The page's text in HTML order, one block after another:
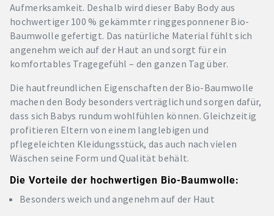
Aufmerksamkeit. Deshalb wird dieser Baby Body aus
hochwertiger 100 % gekämmter ringgesponnener Bio-
Baumwolle gefertigt. Das natürliche Material fühlt sich
angenehm weich auf der Haut an und sorgt für ein
komfortables Tragegefühl – den ganzen Tag über.
Die hautfreundlichen Eigenschaften der Bio-Baumwolle
machen den Body besonders verträglich und sorgen dafür,
dass sich Babys rundum wohlfühlen können. Gleichzeitig
profitieren Eltern von einem langlebigen und
pflegeleichten Kleidungsstück, das auch nach vielen
Wäschen seine Form und Qualität behält.
Die Vorteile der hochwertigen Bio-Baumwolle:
Besonders weich und angenehm auf der Haut